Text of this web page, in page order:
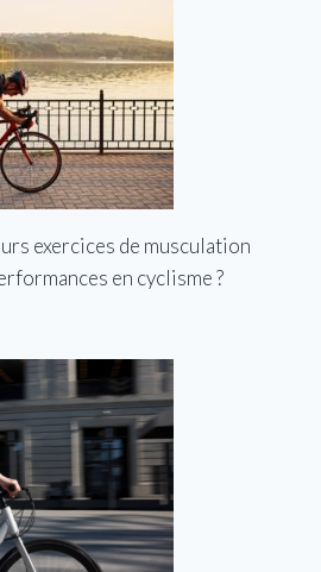
exercices de musculation
en cyclisme ?